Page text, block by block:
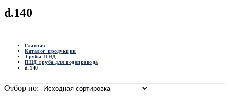
d.140
Главная
Каталог продукции
Трубы ПНД
ПНД труба для водопровода
d.140
Отбор по: